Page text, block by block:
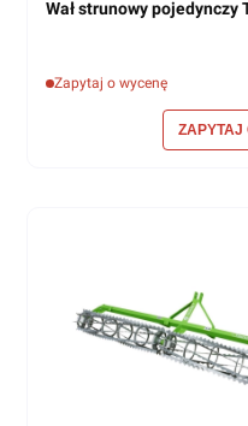
Wał strunowy pojedynczy
Zapytaj o wycenę